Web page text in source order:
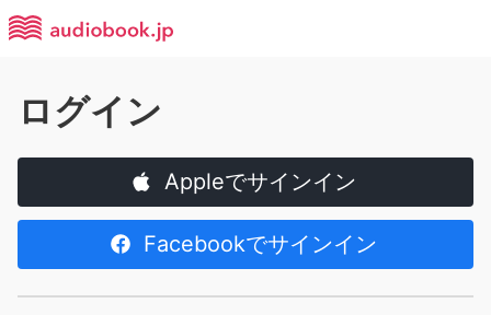
ログイン
Appleでサインイン
Facebookでサインイン